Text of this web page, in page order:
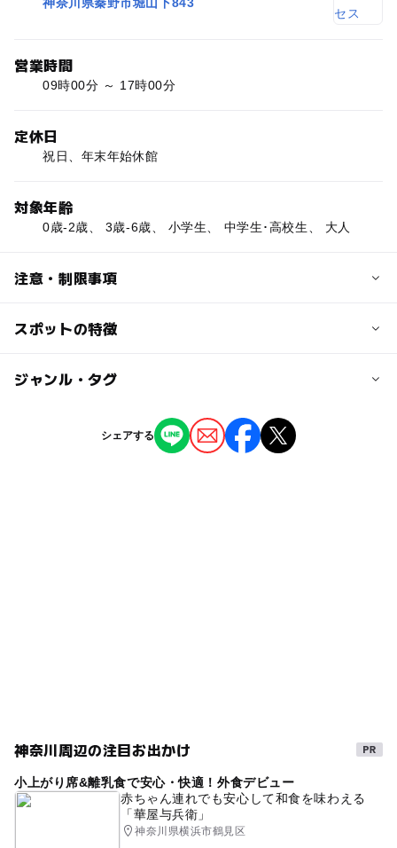
神奈川県秦野市堀山下843
営業時間
09時00分 ～ 17時00分
定休日
祝日、年末年始休館
対象年齢
0歳-2歳、 3歳-6歳、 小学生、 中学生･高校生、 大人
注意・制限事項
外遊びスペース:◯
設備:卓球台有り
地域住民の利用については、事前に団体登録し、利用申請
スポットの特徴
駐車場あり ー
ー 託児所
ジャンル・タグ
シェアする
神奈川周辺の注目お出かけ
小上がり席&離乳食で安心・快適！外食デビュー
赤ちゃん連れでも安心して和食を味わえる
「華屋与兵衛」
神奈川県横浜市鶴見区